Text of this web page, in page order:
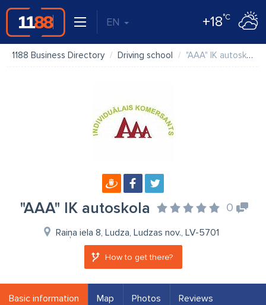
EN +18°C
1188 Business Directory Driving school "AAA" IK autoskola
"AAA" IK autoskola 0
Raiņa iela 8, Ludza, Ludzas nov., LV-5701
How to get there?
Basic information Map Photos Reviews